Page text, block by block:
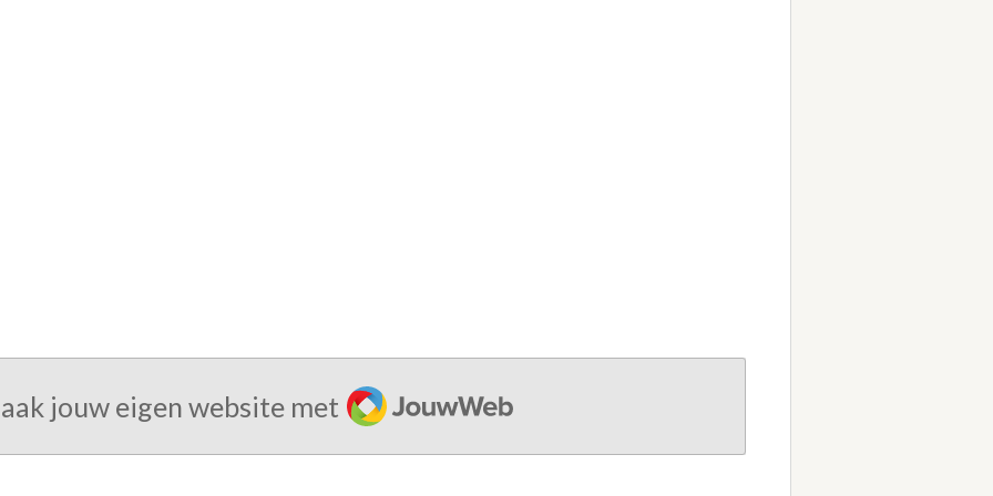
jouw eigen website met JouwWeb